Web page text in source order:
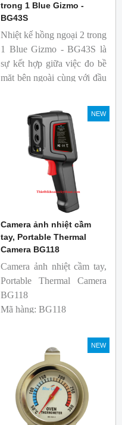
trong 1 Blue Gizmo -
BG43S
Nhiệt kế hồng ngoại 2 trong
1 Blue Gizmo - BG43S là
sự kết hợp giữa việc đo bề
mặt bên ngoài cùng với đầu
Nhiệt kế thích hợp cho
ngành công nghiệp thực
NEW
Camera ảnh nhiệt cầm
tay, Portable Thermal
Camera BG118
Camera ảnh nhiệt cầm tay,
Portable Thermal Camera
BG118
Mã hàng: BG118
NEW